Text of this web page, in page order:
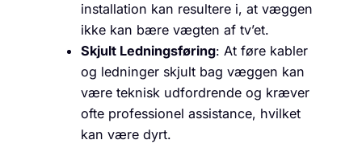
installation kan resultere i, at væggen
ikke kan bære vægten af tv’et.
Skjult Ledningsføring: At føre kabler
og ledninger skjult bag væggen kan
være teknisk udfordrende og kræver
ofte professionel assistance, hvilket
kan være dyrt.